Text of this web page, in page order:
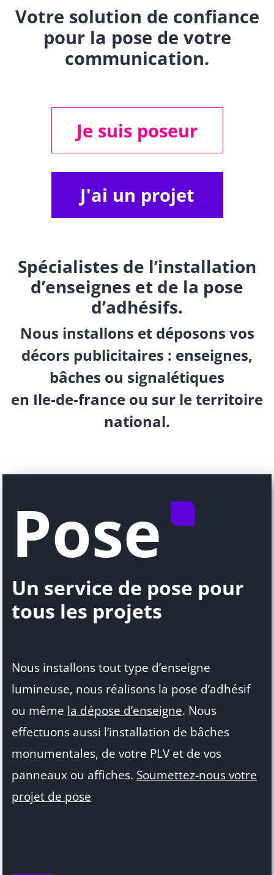
Votre solution de confiance
pour la pose de votre
communication.
Je suis poseur
J'ai un projet
Spécialistes de l’installation
d’enseignes et de la pose
d’adhésifs.
Nous installons et déposons vos
décors publicitaires : enseignes,
bâches ou signalétiques
en Ile-de-france ou sur le territoire
national.
Pose
Un service de pose pour
tous les projets
Nous installons tout type d’enseigne
lumineuse, nous réalisons la pose d’adhésif
ou même la dépose d’enseigne. Nous
effectuons aussi l’installation de bâches
monumentales, de votre PLV et de vos
panneaux ou affiches. Soumettez-nous votre
projet de pose